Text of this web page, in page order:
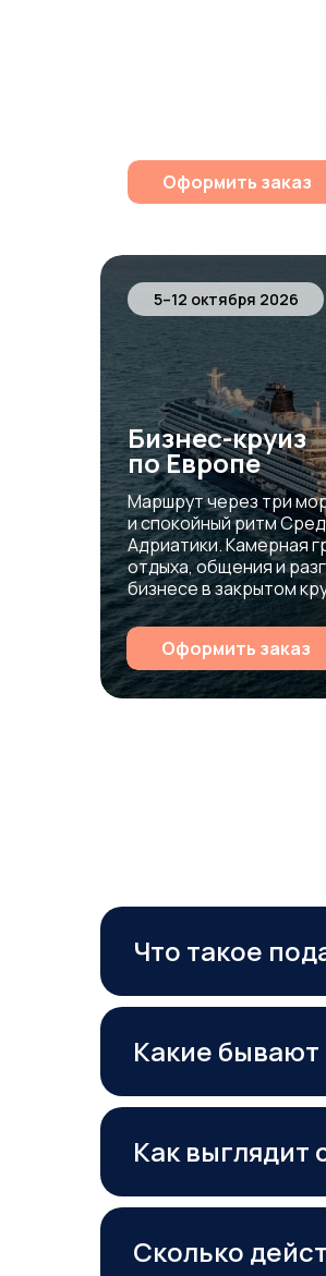
Оформить заказ
Бизнес-круиз
по Европе
Маршрутчерез три
испокойныйритм
Адриатики.Камерная
отдыха,общенияи
бизнесевзакрытом
Оформить заказ
5–12 октября 2026
Что такое
Какие
Как выглядит
Сколько